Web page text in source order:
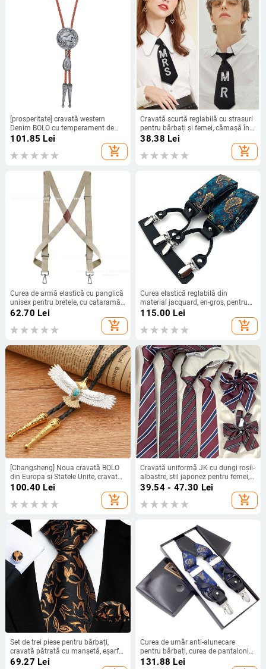
[prosperitate] cravată western
Denim BOLO cu temperament de
bijuterie, guler din piele din aliaj de
zinc, transfrontalier, o generație de
păr
101.85 Lei
add_shopping_cart
Cravată scurtă reglabilă cu strasuri
pentru bărbați și femei, cămașă în
stil universitar, stil casual, cu litere
38.38 Lei
add_shopping_cart
Curea de armă elastică cu panglică
unisex pentru bretele, cu cataramă
cu cârlig, la modă, 2022, vară nouă,
62.70 Lei
add_shopping_cart
Curea elastică reglabilă din
material jacquard, en-gros, pentru
bărbați, cu clips Y 6, en-gros
115.00 Lei
add_shopping_cart
[Changsheng] Noua cravată BOLO
din Europa și Statele Unite, cravată
la modă Eagle, transfrontalieră, o
100.40 Lei
add_shopping_cart
Cravată uniformă JK cu dungi roșii-
albastre, stil japonez pentru femei,
cămașă pentru studenți, papion,
39.54 - 47.30 Lei
add_shopping_cart
Set de trei piese pentru bărbați,
cravată pătrată cu manșetă, eșarfă,
poliester, 8 cm, stoc direct din
69.27 Lei
Curea de umăr anti-alunecare
pentru bărbați, curea de pantaloni
pentru costum, curea de
131.88 Lei